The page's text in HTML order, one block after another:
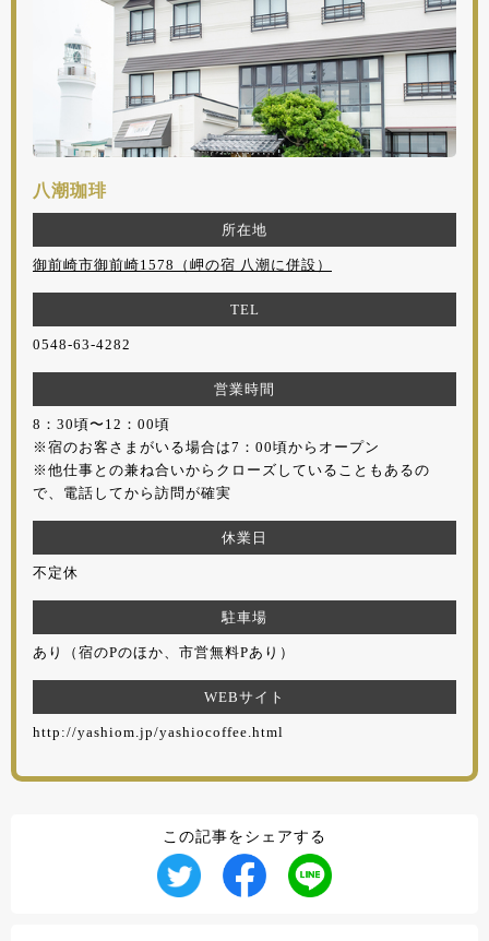
八潮珈琲
所在地
御前崎市御前崎1578（岬の宿 八潮に併設）
TEL
0548-63-4282
営業時間
8：30頃〜12：00頃
※宿のお客さまがいる場合は7：00頃からオープン
※他仕事との兼ね合いからクローズしていることもあるの
で、電話してから訪問が確実
休業日
不定休
駐車場
あり（宿のPのほか、市営無料Pあり）
WEBサイト
http://yashiom.jp/yashiocoffee.html
この記事をシェアする